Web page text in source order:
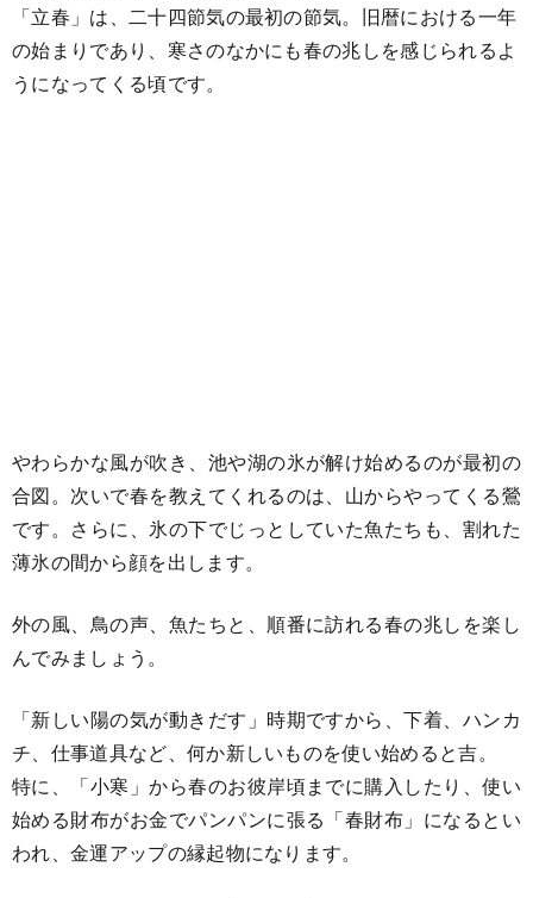
「立春」は、二十四節気の最初の節気。旧暦における一年
の始まりであり、寒さのなかにも春の兆しを感じられるよ
うになってくる頃です。
やわらかな風が吹き、池や湖の氷が解け始めるのが最初の
合図。次いで春を教えてくれるのは、山からやってくる鶯
です。さらに、氷の下でじっとしていた魚たちも、割れた
薄氷の間から顔を出します。
外の風、鳥の声、魚たちと、順番に訪れる春の兆しを楽し
んでみましょう。
「新しい陽の気が動きだす」時期ですから、下着、ハンカ
チ、仕事道具など、何か新しいものを使い始めると吉。
特に、「小寒」から春のお彼岸頃までに購入したり、使い
始める財布がお金でパンパンに張る「春財布」になるとい
われ、金運アップの縁起物になります。